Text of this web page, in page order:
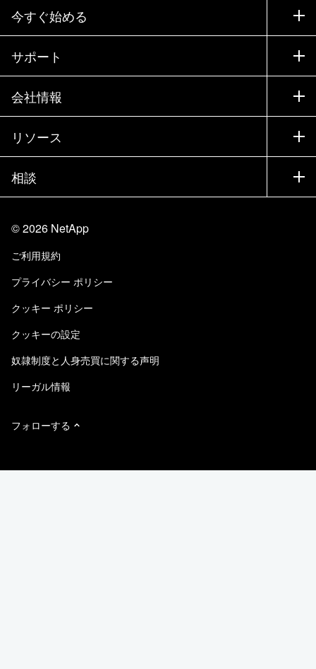
今すぐ始める
購入方法
営業チームへのお問い合わせ
パートナーを検索
エグゼクティブ ブリーフィング
製品A-Z
サポート
サポート
トレーニング
ドキュメント
ナレッジ ベース
コミュニティ
知識の習得
会社情報
会社情報
パートナー
採用情報
Trust Center
責任と持続可能性
品質に関する認定
NetApp Instaclustr
リソース
ニュースルーム
イベント
ブログ
カスタマー エクスペリエンス
ユーザ事例
相談
当サイトに関するフィードバック
アクセシビリティ
Eメールの登録
©2026 NetApp
ご利用規約
プライバシー ポリシー
クッキー ポリシー
クッキーの設定
奴隷制度と人身売買に関する声明
リーガル情報
フォローする